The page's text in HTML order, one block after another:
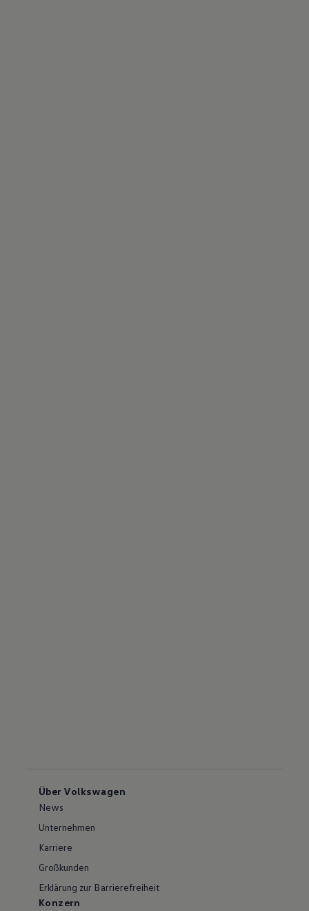
Über Volkswagen
News
Unternehmen
Karriere
Großkunden
Erklärung zur Barrierefreiheit
Konzern